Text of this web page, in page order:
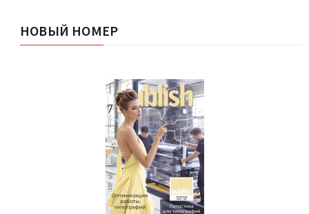
НОВЫЙ НОМЕР